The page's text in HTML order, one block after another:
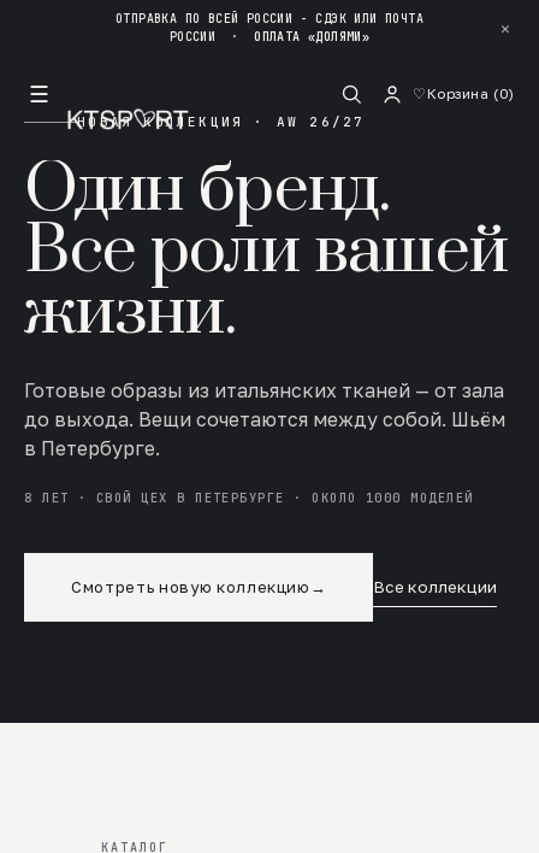
ОТПРАВКА ПО ВСЕЙ РОССИИ - СДЭК ИЛИ ПОЧТА
РОССИИ ·ОПЛАТА «ДОЛЯМИ» ✕
☰ ♡Корзина (0)
НОВАЯ КОЛЛЕКЦИЯ · AW 26/27
Один бренд.
Все роли вашей
жизни.
Готовые образы из итальянских тканей — от зала
до выхода. Вещи сочетаются между собой. Шьём
в Петербурге.
8 ЛЕТ · СВОЙ ЦЕХ В ПЕТЕРБУРГЕ · ОКОЛО 1000 МОДЕЛЕЙ
Смотреть новую коллекцию → Все коллекции
КАТАЛОГ